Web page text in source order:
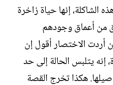
إنها حياة زاخرة
من أعماق وجودهم
أردت الاختصار أقول إن
يتلبس الحالة إلى حد
هكذا تخرج القصة